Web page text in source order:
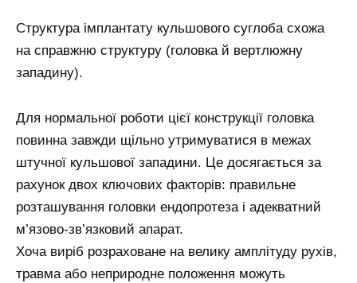
Структура імплантату кульшового суглоба схожа
на справжню структуру (головка й вертлюжну
западину).
Для нормальної роботи цієї конструкції головка
повинна завжди щільно утримуватися в межах
штучної кульшової западини. Це досягається за
рахунок двох ключових факторів: правильне
розташування головки ендопротеза і адекватний
м’язово-зв’язковий апарат.
Хоча виріб розраховане на велику амплітуду рухів,
травма або неприродне положення можуть